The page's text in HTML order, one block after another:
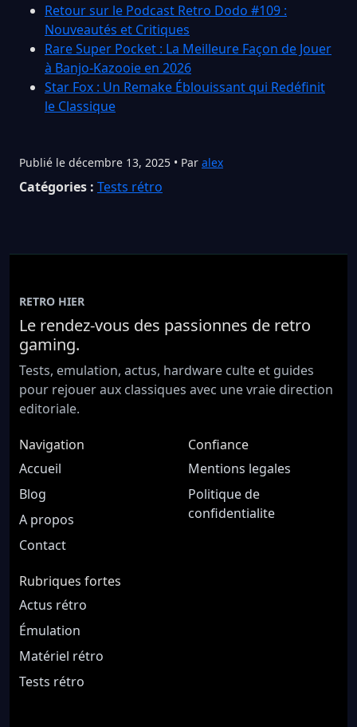
Retour sur le Podcast Retro Dodo #109 :
Nouveautés et Critiques
Rare Super Pocket : La Meilleure Façon de Jouer
à Banjo-Kazooie en 2026
Star Fox : Un Remake Éblouissant qui Redéfinit
le Classique
Publié le décembre 13, 2025 • Par alex
Catégories : Tests rétro
RETRO HIER
Le rendez-vous des passionnes de retro
gaming.
Tests, emulation, actus, hardware culte et guides
pour rejouer aux classiques avec une vraie direction
editoriale.
Navigation
Accueil
Blog
A propos
Contact
Confiance
Mentions legales
Politique de
confidentialite
Rubriques fortes
Actus rétro
Émulation
Matériel rétro
Tests rétro